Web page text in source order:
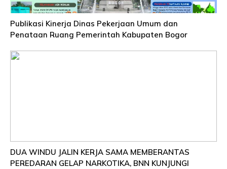
Publikasi Kinerja Dinas Pekerjaan Umum dan
Penataan Ruang Pemerintah Kabupaten Bogor
DUA WINDU JALIN KERJA SAMA MEMBERANTAS
PEREDARAN GELAP NARKOTIKA, BNN KUNJUNGI